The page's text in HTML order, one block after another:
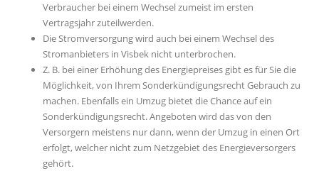
Verbraucher bei einem Wechsel zumeist im ersten
Vertragsjahr zuteilwerden.
Die Stromversorgung wird auch bei einem Wechsel des
Stromanbieters in Visbek nicht unterbrochen.
Z. B. bei einer Erhöhung des Energiepreises gibt es für Sie die
Möglichkeit, von Ihrem Sonderkündigungsrecht Gebrauch zu
machen. Ebenfalls ein Umzug bietet die Chance auf ein
Sonderkündigungsrecht. Angeboten wird das von den
Versorgern meistens nur dann, wenn der Umzug in einen Ort
erfolgt, welcher nicht zum Netzgebiet des Energieversorgers
gehört.